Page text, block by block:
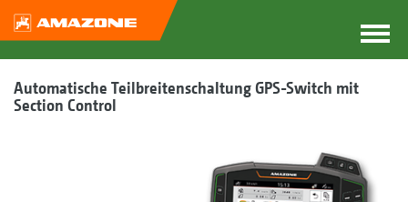
Automatische Teilbreitenschaltung GPS-Switch mit
Section Control